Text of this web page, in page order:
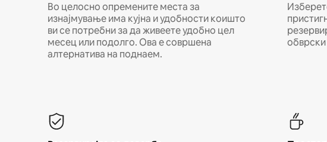
Во целосно опремените места за
изнајмување има кујна и удобности коишто
ви се потребни за да живеете удобно цел
месец или подолго. Ова е совршена
алтернатива на поднаем.
обврски